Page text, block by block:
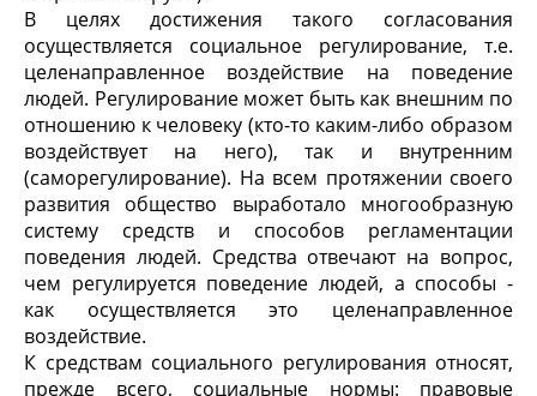
В целях достижения такого согласования
осуществляется социальное регулирование, т.е.
целенаправленное воздействие на поведение
людей. Регулирование может быть как внешним по
отношению к человеку (кто-то каким-либо образом
воздействует на него), так и внутренним
(саморегулирование). На всем протяжении своего
развития общество выработало многообразную
систему средств и способов регламентации
поведения людей. Средства отвечают на вопрос,
чем регулируется поведение людей, а способы -
как осуществляется это целенаправленное
воздействие.
К средствам социального регулирования относят,
прежде всего, социальные нормы: правовые